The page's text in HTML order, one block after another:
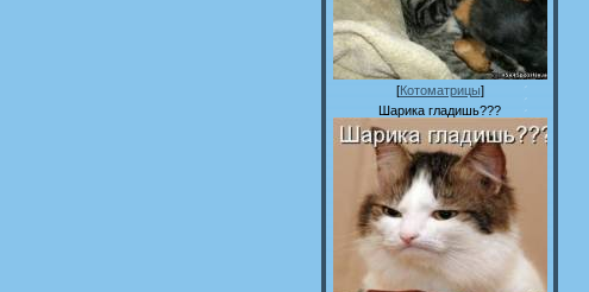
[Котоматрицы]
Шарика гладишь???